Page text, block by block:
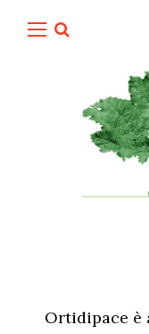
Ortidipace è